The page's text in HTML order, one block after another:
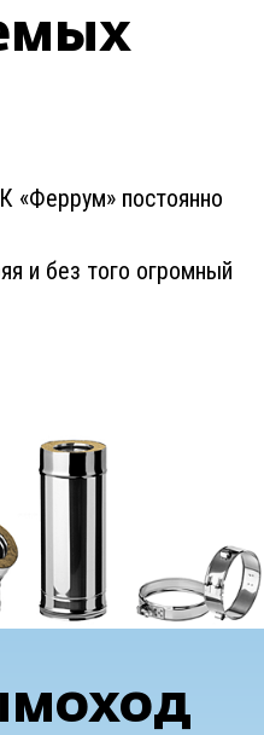
«Феррум» постоянно
и без того огромный